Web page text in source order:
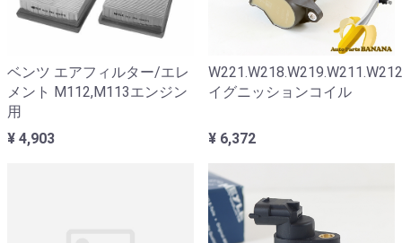
ベンツ エアフィルター/エレ
メント M112,M113エンジン
用
¥ 4,903
イグニッションコイル
¥ 6,372